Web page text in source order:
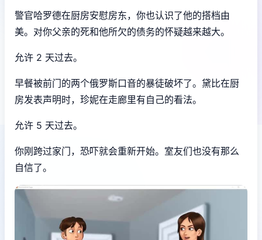
警官哈罗德在厨房安慰房东，你也认识了他的搭档由
美。对你父亲的死和他所欠的债务的怀疑越来越大。
允许 2 天过去。
早餐被前门的两个俄罗斯口音的暴徒破坏了。黛比在厨
房发表声明时，珍妮在走廊里有自己的看法。
允许 5 天过去。
你刚跨过家门，恐吓就会重新开始。室友们也没有那么
自信了。